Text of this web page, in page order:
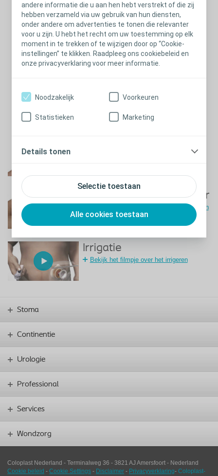
andere informatie die u aan hen hebt verstrekt of die zij
hebben verzameld via uw gebruik van hun diensten,
onder andere om advertenties te tonen die relevanter
voor u zijn. U hebt het recht om uw toestemming op elk
moment in te trekken of te wijzigen door op “Cookie-
instellingen” te klikken. Raadpleeg ons cookiebeleid en
onze privacyverklaring voor meer informatie.
Selectie toestaan
Alle cookies toestaan
Noodzakelijk Voorkeuren
Statistieken Marketing
Details tonen
Bekijk het filmpje over het legen van het
Controleren van het filter
Bekijk het filmpje over het controleren van
het filter
Irrigatie
Bekijk het filmpje over het irrigeren
Stoma
Continentie
Urologie
Professional
Services
Wondzorg
Coloplast Nederland - Terminalweg 36 - 3821 AJ Amersfoort - Nederland
Cookie beleid - Cookie Settings - Disclaimer - Privacyverklaring- Coloplast-